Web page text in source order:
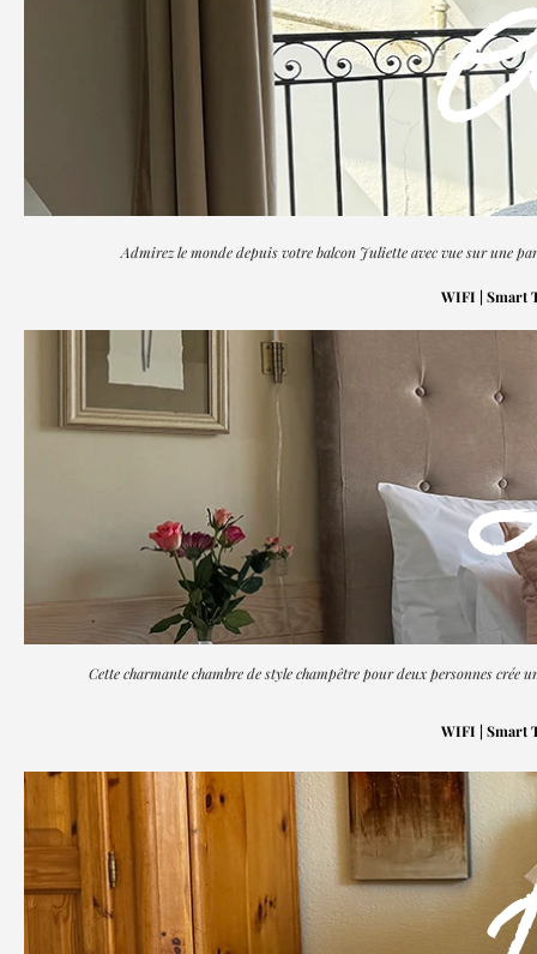
Admirez le monde depuis votre balcon Juliette avec vue sur une
WIFI | Smart
Cette charmante chambre de style champêtre pour deux personnes crée
WIFI | Smart